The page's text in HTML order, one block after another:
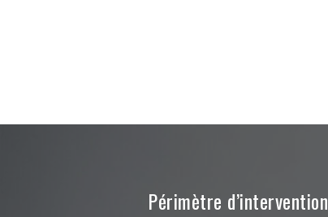
Périmètre d’intervention